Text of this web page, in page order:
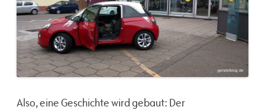
Also, eine Geschichte wird gebaut: Der